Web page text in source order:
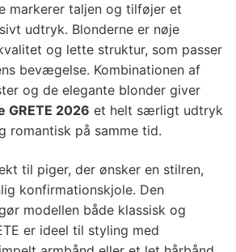
markerer taljen og tilføjer et
udtryk. Blonderne er nøje
og lette struktur, som passer
bevægelse. Kombinationen af
og de elegante blonder giver
GRETE 2026 et helt særligt udtryk
romantisk på samme tid.
til piger, der ønsker en stilren,
konfirmationskjole. Den
modellen både klassisk og
er ideel til styling med